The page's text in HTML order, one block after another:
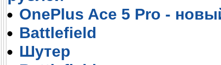
OnePlus Ace 5 Pro -
Battlefield
Шутер